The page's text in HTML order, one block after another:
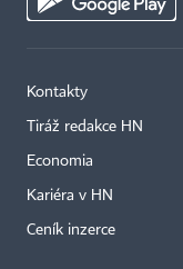
Kontakty
Tiráž redakce HN
Economia
Kariéra v HN
Ceník inzerce